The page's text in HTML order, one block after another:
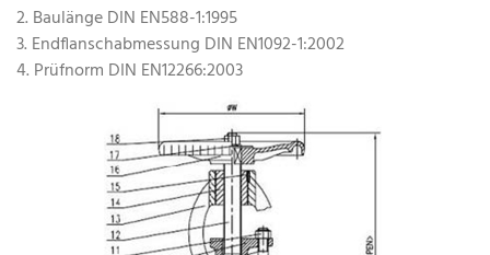
2. Baulänge DIN EN588-1:1995
3. Endflanschabmessung DIN EN1092-1:2002
4. Prüfnorm DIN EN12266:2003